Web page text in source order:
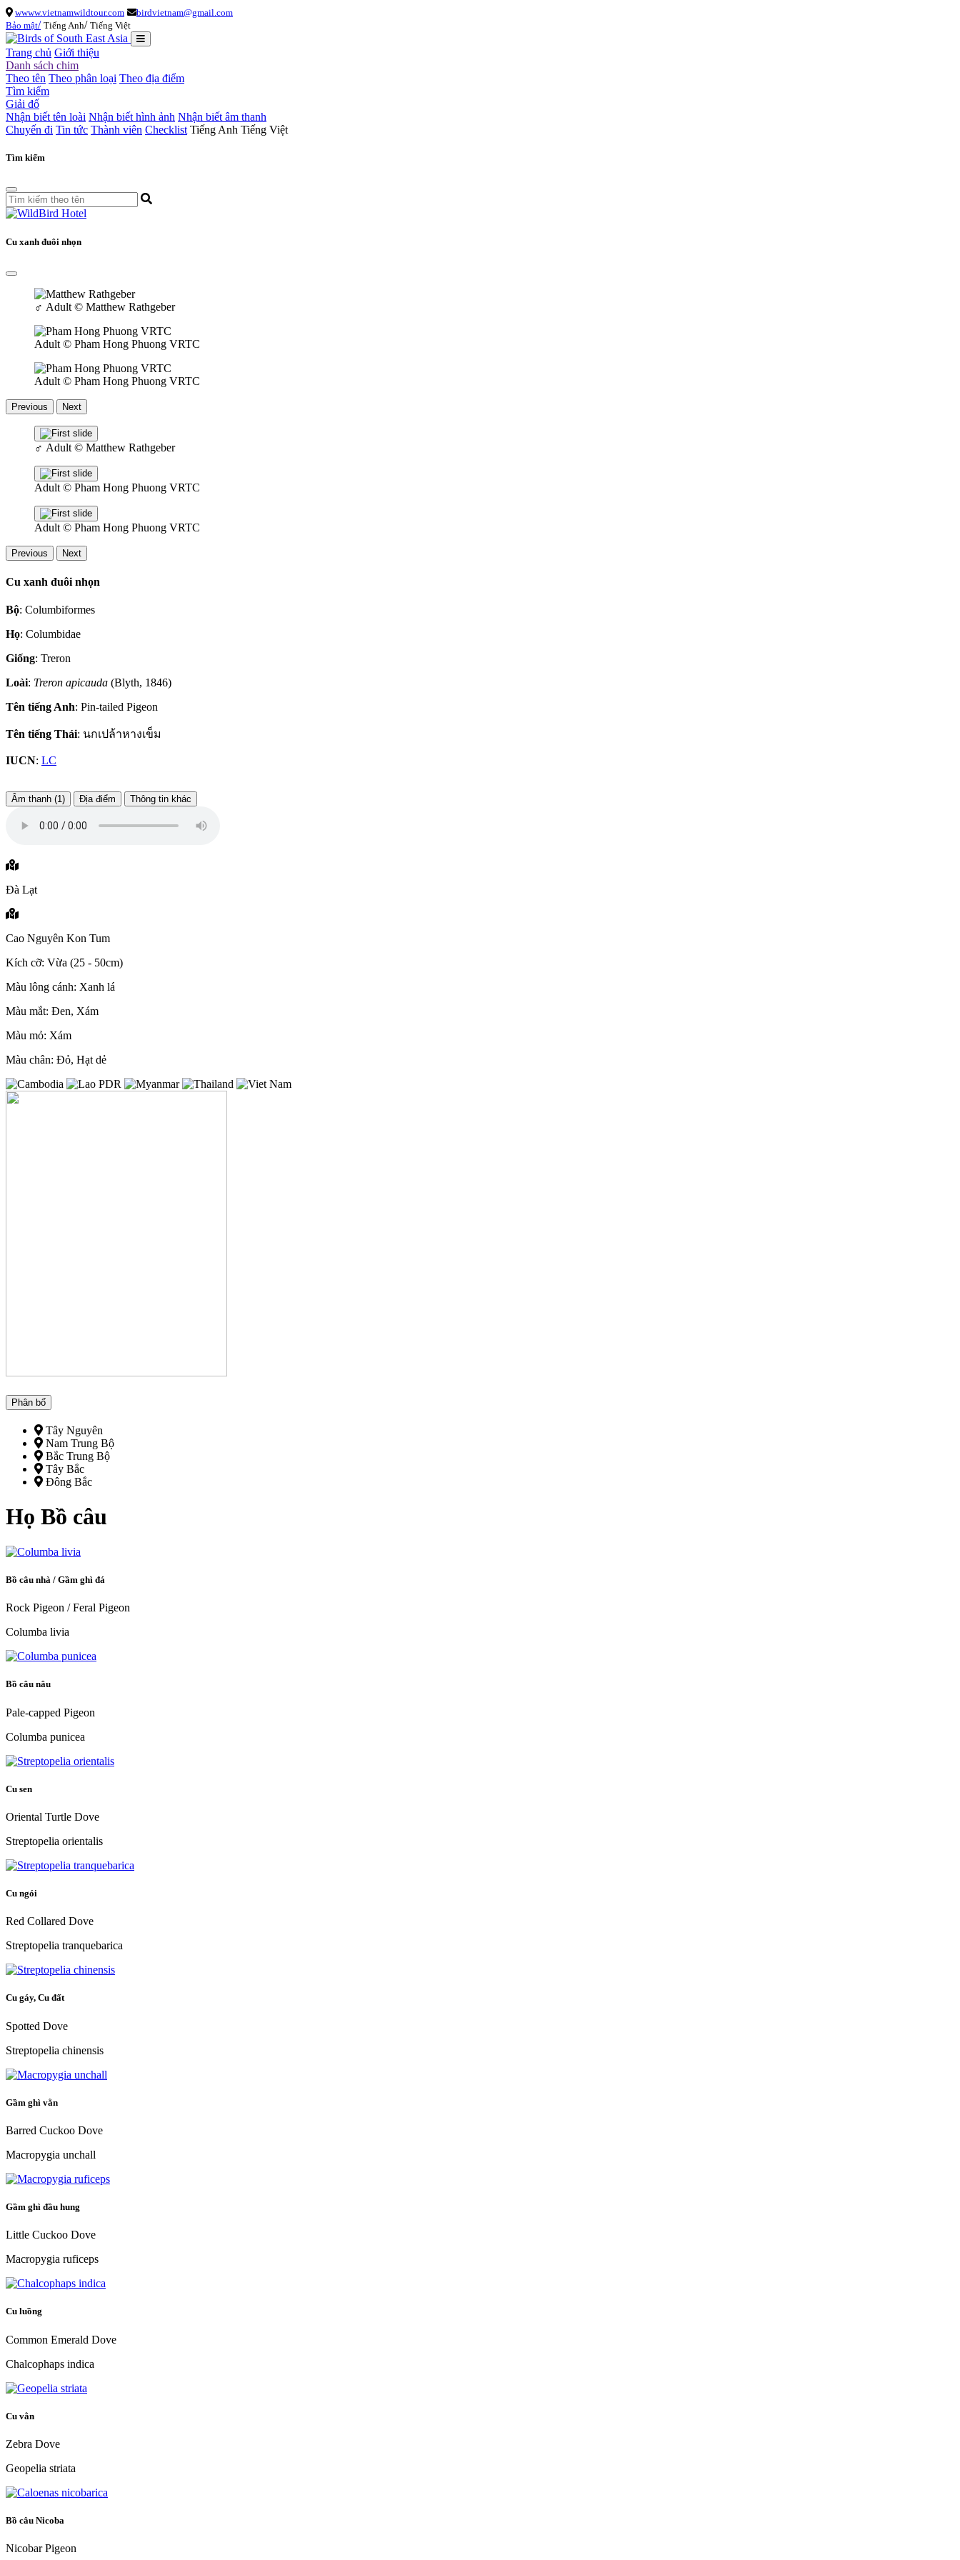
wwww.vietnamwildtour.com
birdvietnam@gmail.com
Bảo mật/ Tiếng Anh/ Tiếng Việt
Trang chủ Giới thiệu
Danh sách chim
Theo tên Theo phân loại Theo địa điểm
Tìm kiếm
Giải đố
Nhận biết tên loài Nhận biết hình ảnh Nhận biết âm thanh
Chuyến đi Tin tức Thành viên Checklist Tiếng Anh Tiếng Việt
Tìm kiếm
Cu xanh đuôi nhọn
♂ Adult © Matthew Rathgeber
Adult © Pham Hong Phuong VRTC
Adult © Pham Hong Phuong VRTC
Previous Next
♂ Adult © Matthew Rathgeber
Adult © Pham Hong Phuong VRTC
Adult © Pham Hong Phuong VRTC
Previous Next
Cu xanh đuôi nhọn
Bộ: Columbiformes
Họ: Columbidae
Giống: Treron
Loài: Treron apicauda (Blyth, 1846)
Tên tiếng Anh: Pin-tailed Pigeon
Tên tiếng Thái: นกเปล้าหางเข็ม
IUCN: LC
Âm thanh (1) Địa điểm Thông tin khác
Đà Lạt
Cao Nguyên Kon Tum
Kích cỡ: Vừa (25 - 50cm)
Màu lông cánh: Xanh lá
Màu mắt: Đen, Xám
Màu mỏ: Xám
Màu chân: Đỏ, Hạt dẻ
Phân bố
Tây Nguyên
Nam Trung Bộ
Bắc Trung Bộ
Tây Bắc
Đông Bắc
Họ Bồ câu
Bồ câu nhà / Gầm ghì đá
Rock Pigeon / Feral Pigeon
Columba livia
Bồ câu nâu
Pale-capped Pigeon
Columba punicea
Cu sen
Oriental Turtle Dove
Streptopelia orientalis
Cu ngói
Red Collared Dove
Streptopelia tranquebarica
Cu gáy, Cu đất
Spotted Dove
Streptopelia chinensis
Gầm ghì vằn
Barred Cuckoo Dove
Macropygia unchall
Gầm ghì đầu hung
Little Cuckoo Dove
Macropygia ruficeps
Cu luồng
Common Emerald Dove
Chalcophaps indica
Cu vằn
Zebra Dove
Geopelia striata
Bồ câu Nicoba
Nicobar Pigeon